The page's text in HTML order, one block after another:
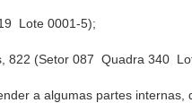
 Lote 0001-5);
(Setor 087  Quadra 340 
a algumas partes internas,